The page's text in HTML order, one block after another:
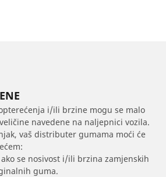
i/ili brzine mogu se malo
navedene na naljepnici vozila.
vaš distributer gumama moći će
se nosivost i/ili brzina zamjenskih
guma.